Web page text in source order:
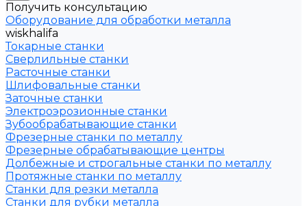
Получить консультацию
Оборудование для обработки металла
wiskhalifa
Токарные станки
Сверлильные станки
Расточные станки
Шлифовальные станки
Заточные станки
Электроэрозионные станки
Зубообрабатывающие станки
Фрезерные станки по металлу
Фрезерные обрабатывающие центры
Долбежные и строгальные станки по металлу
Протяжные станки по металлу
Станки для резки металла
Станки для рубки металла